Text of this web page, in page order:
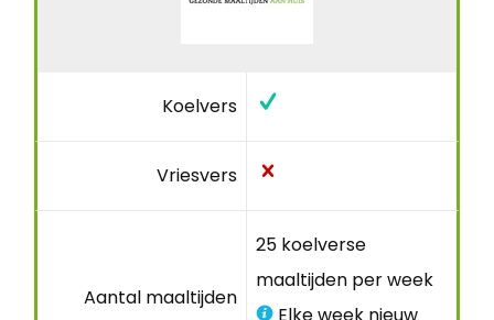
Koelvers
Vriesvers
Aantal maaltijden
25 koelverse
maaltijden per week